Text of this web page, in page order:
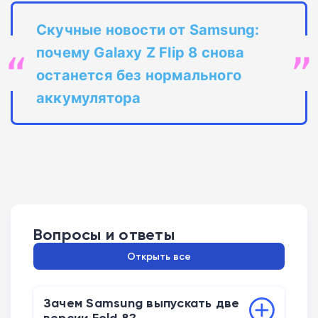
Скучные новости от Samsung:
почему Galaxy Z Flip 8 снова
останется без нормального
аккумулятора
Вопросы и ответы
Открыть все
Зачем Samsung выпускать две